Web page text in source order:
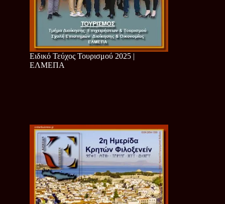
Ειδικό Τεύχος Τουρισμού 2025 |
ΕΛΜΕΠΑ